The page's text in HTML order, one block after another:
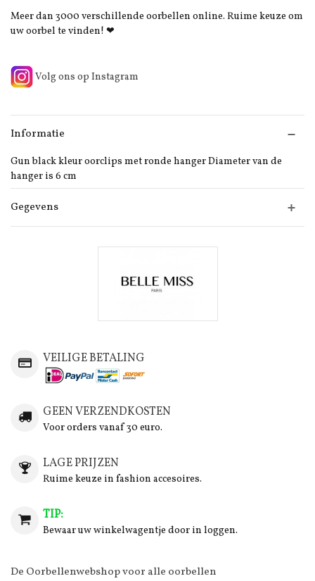
Meer dan 3000 verschillende oorbellen online. Ruime keuze om
uw oorbel te vinden! ❤
Volg ons op Instagram
Informatie
Gun black kleur oorclips met ronde hanger Diameter van de
hanger is 6 cm
Gegevens
VEILIGE BETALING
GEEN VERZENDKOSTEN
Voor orders vanaf 30 euro.
LAGE PRIJZEN
Ruime keuze in fashion accesoires.
TIP:
Bewaar uw winkelwagentje door in loggen.
De Oorbellenwebshop voor alle oorbellen